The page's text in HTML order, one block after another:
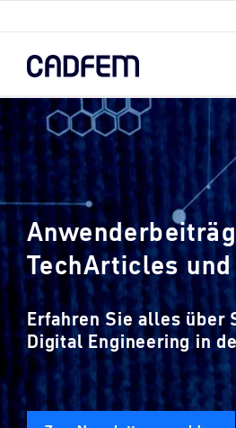
content.
TechArticles
Erfahren Sie alles über
Digital Engineering in